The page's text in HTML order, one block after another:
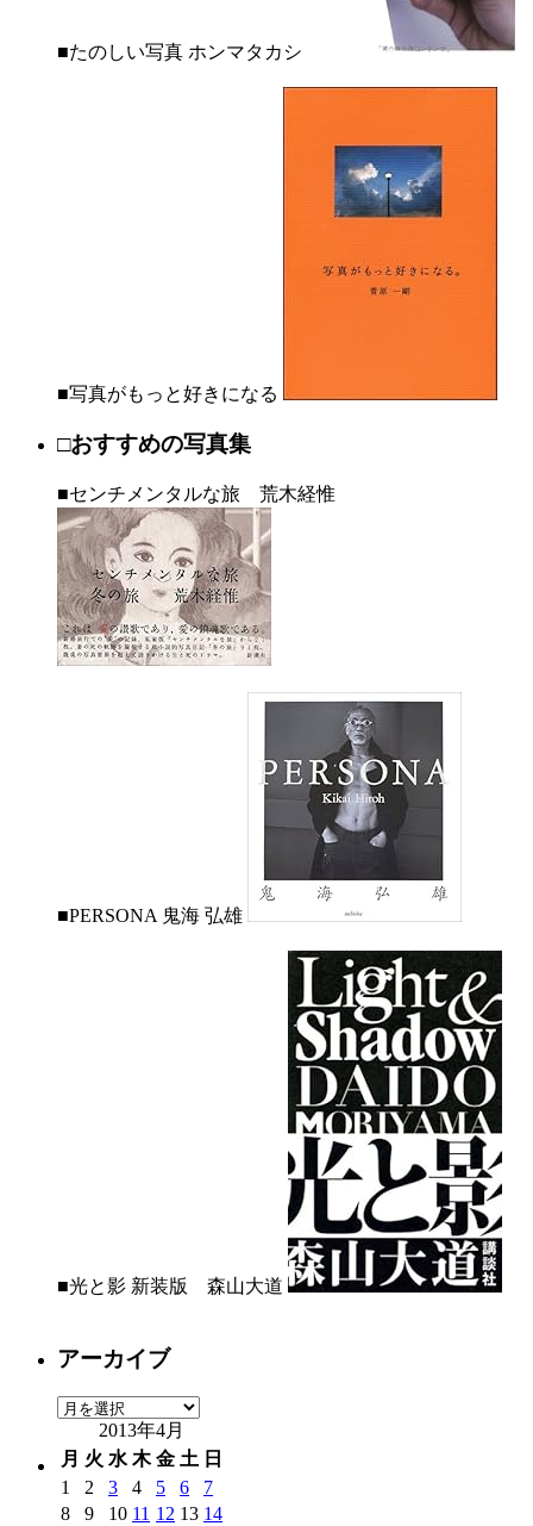
■たのしい写真 ホンマタカシ
■写真がもっと好きになる
□おすすめの写真集
■センチメンタルな旅 荒木経惟
■PERSONA 鬼海 弘雄
■光と影 新装版 森山大道
アーカイブ
ア
カ
イ
ブ
2013年4月
月 火 水 木 金 土 日
1
2 3 4 5 6
7
8
9 10 11 12 13 14